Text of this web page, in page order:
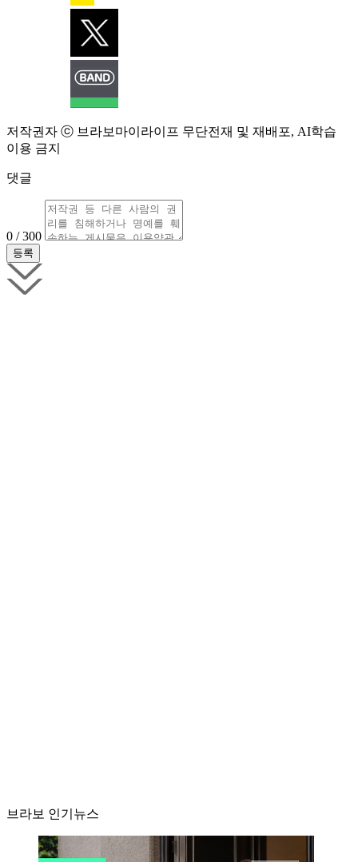
저작권자 ⓒ 브라보마이라이프 무단전재 및 재배포, AI학습
이용 금지
댓글
0 / 300
브라보 인기뉴스